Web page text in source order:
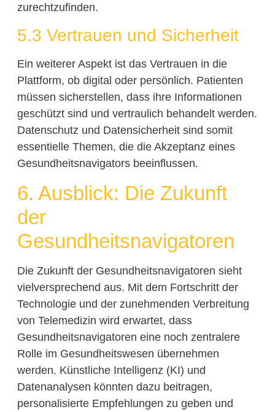
zurechtzufinden.
5.3 Vertrauen und Sicherheit
Ein weiterer Aspekt ist das Vertrauen in die
Plattform, ob digital oder persönlich. Patienten
müssen sicherstellen, dass ihre Informationen
geschützt sind und vertraulich behandelt werden.
Datenschutz und Datensicherheit sind somit
essentielle Themen, die die Akzeptanz eines
Gesundheitsnavigators beeinflussen.
6. Ausblick: Die Zukunft
der
Gesundheitsnavigatoren
Die Zukunft der Gesundheitsnavigatoren sieht
vielversprechend aus. Mit dem Fortschritt der
Technologie und der zunehmenden Verbreitung
von Telemedizin wird erwartet, dass
Gesundheitsnavigatoren eine noch zentralere
Rolle im Gesundheitswesen übernehmen
werden. Künstliche Intelligenz (KI) und
Datenanalysen könnten dazu beitragen,
personalisierte Empfehlungen zu geben und